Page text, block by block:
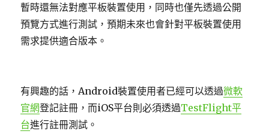
暫時還無法對應平板裝置使用，同時也僅先透過公開
預覽方式進行測試，預期未來也會針對平板裝置使用
需求提供適合版本。
有興趣的話，Android裝置使用者已經可以透過微軟
官網登記註冊，而iOS平台則必須透過TestFlight平
台進行註冊測試。